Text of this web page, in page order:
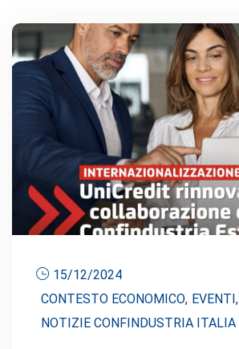
15/12/2024
CONTESTO ECONOMICO, EVENTI ,
NOTIZIE CONFINDUSTRIA ITALIA